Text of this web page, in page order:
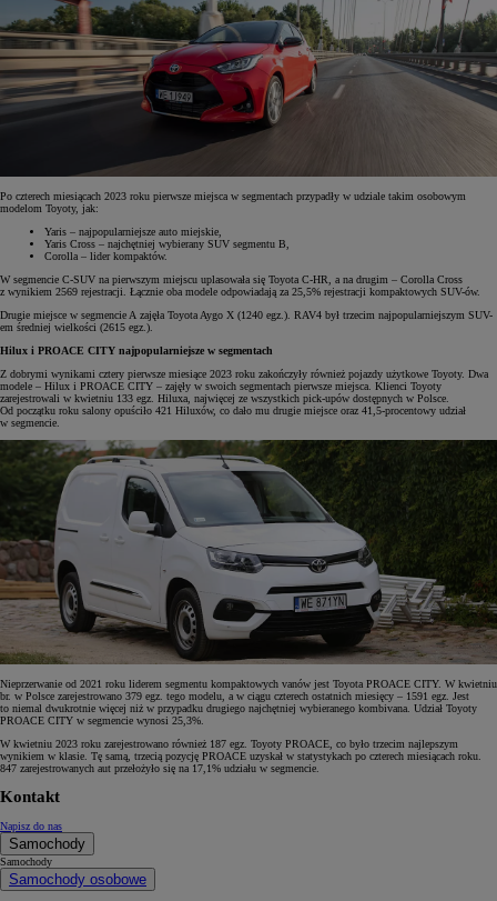
Po czterech miesiącach 2023 roku pierwsze miejsca w segmentach przypadły w udziale takim osobowym
modelom Toyoty, jak:
Yaris – najpopularniejsze auto miejskie,
Yaris Cross – najchętniej wybierany SUV segmentu B,
Corolla – lider kompaktów.
W segmencie C-SUV na pierwszym miejscu uplasowała się Toyota C-HR, a na drugim – Corolla Cross
z wynikiem 2569 rejestracji. Łącznie oba modele odpowiadają za 25,5% rejestracji kompaktowych SUV-ów.
Drugie miejsce w segmencie A zajęła Toyota Aygo X (1240 egz.). RAV4 był trzecim najpopularniejszym SUV-
em średniej wielkości (2615 egz.).
Hilux i PROACE CITY najpopularniejsze w segmentach
Z dobrymi wynikami cztery pierwsze miesiące 2023 roku zakończyły również pojazdy użytkowe Toyoty. Dwa
modele – Hilux i PROACE CITY – zajęły w swoich segmentach pierwsze miejsca. Klienci Toyoty
zarejestrowali w kwietniu 133 egz. Hiluxa, najwięcej ze wszystkich pick-upów dostępnych w Polsce.
Od początku roku salony opuściło 421 Hiluxów, co dało mu drugie miejsce oraz 41,5-procentowy udział
w segmencie.
Nieprzerwanie od 2021 roku liderem segmentu kompaktowych vanów jest Toyota PROACE CITY. W kwietniu
br. w Polsce zarejestrowano 379 egz. tego modelu, a w ciągu czterech ostatnich miesięcy – 1591 egz. Jest
to niemal dwukrotnie więcej niż w przypadku drugiego najchętniej wybieranego kombivana. Udział Toyoty
PROACE CITY w segmencie wynosi 25,3%.
W kwietniu 2023 roku zarejestrowano również 187 egz. Toyoty PROACE, co było trzecim najlepszym
wynikiem w klasie. Tę samą, trzecią pozycję PROACE uzyskał w statystykach po czterech miesiącach roku.
847 zarejestrowanych aut przełożyło się na 17,1% udziału w segmencie.
Kontakt
Napisz do nas
Samochody
Samochody
Samochody osobowe